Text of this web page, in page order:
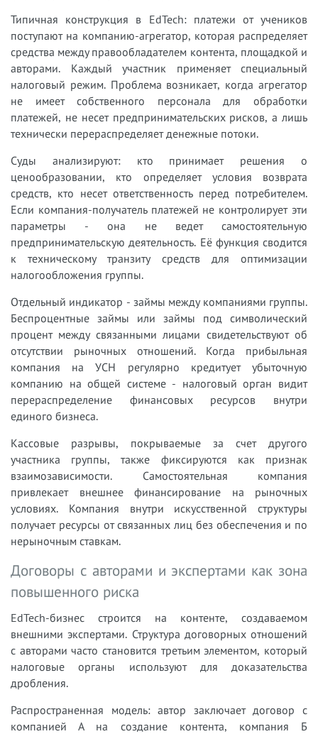
Типичная конструкция в EdTech: платежи от учеников
поступают на компанию-агрегатор, которая распределяет
средства между правообладателем контента, площадкой и
авторами. Каждый участник применяет специальный
налоговый режим. Проблема возникает, когда агрегатор
не имеет собственного персонала для обработки
платежей, не несет предпринимательских рисков, а лишь
технически перераспределяет денежные потоки.
Суды анализируют: кто принимает решения о
ценообразовании, кто определяет условия возврата
средств, кто несет ответственность перед потребителем.
Если компания-получатель платежей не контролирует эти
параметры - она не ведет самостоятельную
предпринимательскую деятельность. Её функция сводится
к техническому транзиту средств для оптимизации
налогообложения группы.
Отдельный индикатор - займы между компаниями группы.
Беспроцентные займы или займы под символический
процент между связанными лицами свидетельствуют об
отсутствии рыночных отношений. Когда прибыльная
компания на УСН регулярно кредитует убыточную
компанию на общей системе - налоговый орган видит
перераспределение финансовых ресурсов внутри
единого бизнеса.
Кассовые разрывы, покрываемые за счет другого
участника группы, также фиксируются как признак
взаимозависимости. Самостоятельная компания
привлекает внешнее финансирование на рыночных
условиях. Компания внутри искусственной структуры
получает ресурсы от связанных лиц без обеспечения и по
нерыночным ставкам.
Договоры с авторами и экспертами как зона
повышенного риска
EdTech-бизнес строится на контенте, создаваемом
внешними экспертами. Структура договорных отношений
с авторами часто становится третьим элементом, который
налоговые органы используют для доказательства
дробления.
Распространенная модель: автор заключает договор с
компанией А на создание контента, компания Б